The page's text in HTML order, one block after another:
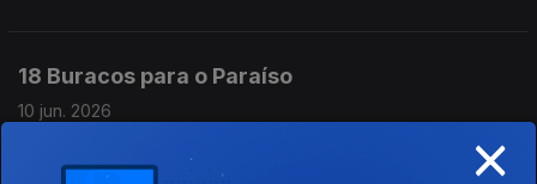
18 Buracos para o Paraíso
10 jun. 2026
Fernando Alvim conversa com o realizador João Nuno Pinto e
com as atrizes Margarida Marinho e Rita Cabaço sobre o filme
×